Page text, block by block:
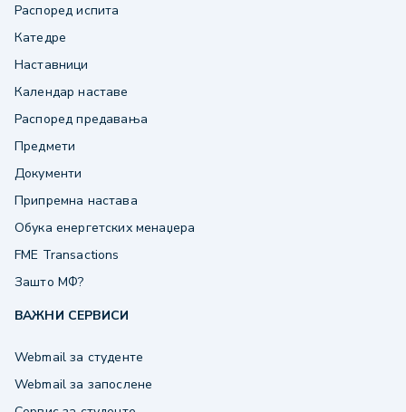
Распоред испита
Катедре
Наставници
Календар наставе
Распоред предавања
Предмети
Документи
Припремна настава
Обука енергетских менаџера
FME Transactions
Зашто МФ?
ВАЖНИ СЕРВИСИ
Webmail за студенте
Webmail за запослене